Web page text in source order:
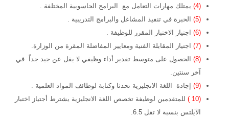
(4)
يمتلك مهارات التعامل مع البرامج الحاسوبية المختلفة .
(5)
الخبرة في تنفيذ المشاغل والبرامج التدريبية .
(6)
اجتياز الاختبار المقرر للوظيفة .
(7)
اجتياز المقابلة الفنية ومعايير المفاضلة المقرة من الوزارة.
(8)
الحصول على متوسط تقدير أداء وظيفي لا يقل عن جيد جداً في
آخر سنتين.
(9)
إجادة اللغة الانجليزية تحدثا وكتابة لوظائف المواد العلمية .
(10 )
للمتقدمين لوظيفة تخصص اللغة الانجليزية يشترط أجتياز اختبار
الآيلتس بنسبة لا تقل 6.5.